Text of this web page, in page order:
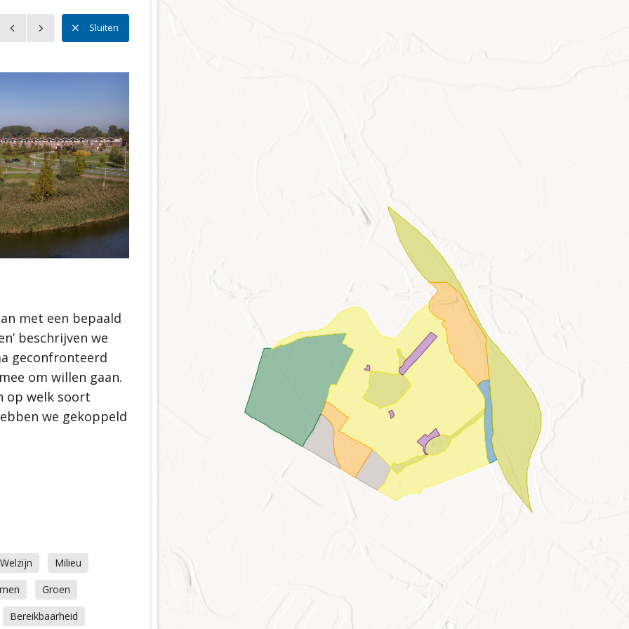
en erfgoed
Sluiten
met een bepaald
beschrijven we
geconfronteerd
om willen gaan.
op welk soort
we gekoppeld
Milieu
Groen
Bereikbaarheid